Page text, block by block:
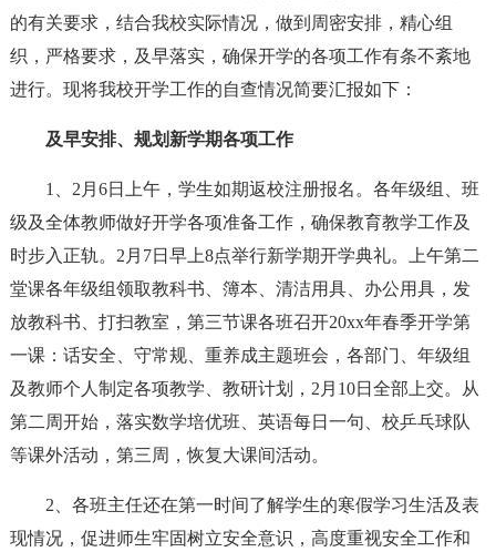
的有关要求，结合我校实际情况，做到周密安排，精心组
织，严格要求，及早落实，确保开学的各项工作有条不紊地
进行。现将我校开学工作的自查情况简要汇报如下：
及早安排、规划新学期各项工作
1、2月6日上午，学生如期返校注册报名。各年级组、班
级及全体教师做好开学各项准备工作，确保教育教学工作及
时步入正轨。2月7日早上8点举行新学期开学典礼。上午第二
堂课各年级组领取教科书、簿本、清洁用具、办公用具，发
放教科书、打扫教室，第三节课各班召开20xx年春季开学第
一课：话安全、守常规、重养成主题班会，各部门、年级组
及教师个人制定各项教学、教研计划，2月10日全部上交。从
第二周开始，落实数学培优班、英语每日一句、校乒乓球队
等课外活动，第三周，恢复大课间活动。
2、各班主任还在第一时间了解学生的寒假学习生活及表
现情况，促进师生牢固树立安全意识，高度重视安全工作和